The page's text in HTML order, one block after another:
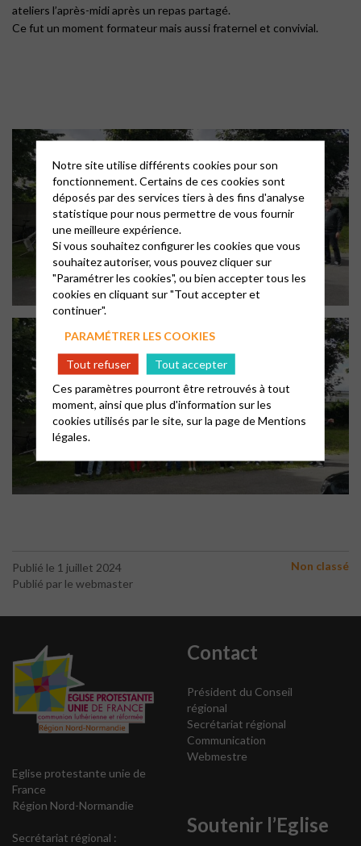
ateliers l’après-midi après un repas partagé.
Ce fut un moment formateur mais aussi fraternel et convivial.
Publié le 1 juillet 2024
Publié par le webmaster
Non classé
Eglise protestante unie de
France
Région Nord-Normandie
Secrétariat régional :
Contact
Président du Conseil
régional
Secrétariat régional
Communication
Webmestre
Soutenir l’Eglise
Notre site utilise différents cookies pour son
fonctionnement. Certains de ces cookies sont
déposés par des services tiers à des fins d'analyse
statistique pour nous permettre de vous fournir
une meilleure expérience.
Si vous souhaitez configurer les cookies que vous
souhaitez autoriser, vous pouvez cliquer sur
"Paramétrer les cookies", ou bien accepter tous les
cookies en cliquant sur "Tout accepter et
continuer".
PARAMÉTRER LES COOKIES
Tout refuser
Tout accepter
Ces paramètres pourront être retrouvés à tout
moment, ainsi que plus d'information sur les
cookies utilisés par le site, sur la page deMentions
légales.